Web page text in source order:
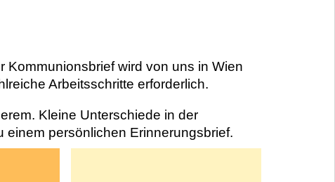
Kommunionsbrief wird von uns in Wien
Arbeitsschritte erforderlich.
Kleine Unterschiede in der
persönlichen Erinnerungsbrief.